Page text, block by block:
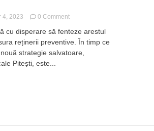
4, 2023 0 Commenton
timp
ce
primarul
pușcăria,
cu disperare să fenteze arestul
reținerii preventive. În timp ce
strategie salvatoare,
Pitești, este...